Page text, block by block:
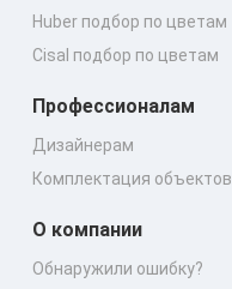
Huber подбор по цветам
Cisal подбор по цветам
Профессионалам
Дизайнерам
Комплектация объектов
О компании
Обнаружили ошибку?